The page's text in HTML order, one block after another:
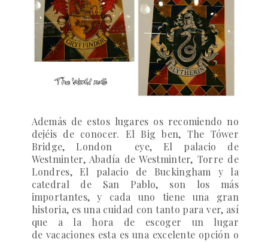
Además de estos lugares os recomiendo no
dejéis de conocer. El Big ben, The Tówer
Bridge, London eye, El palacio de
Westminter, Abadía de Westminter, Torre de
Londres, El palacio de Buckingham y la
catedral de San Pablo, son los más
importantes, y cada uno tiene una gran
historia, es una cuidad con tanto para ver, así
que a la hora de escoger un lugar
de vacaciones esta es una excelente opción o